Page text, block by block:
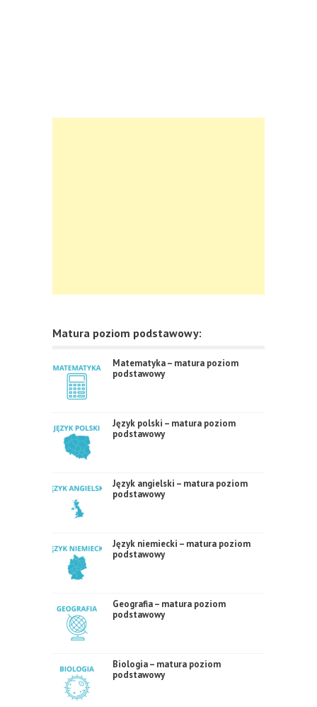
Matura poziom podstawowy:
Matematyka – matura poziom
podstawowy
Język polski – matura poziom
podstawowy
Język angielski – matura poziom
podstawowy
Język niemiecki – matura poziom
podstawowy
Geografia – matura poziom
podstawowy
Biologia – matura poziom
podstawowy